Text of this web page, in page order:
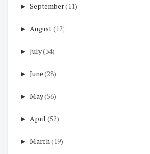
► September(11)
► August(12)
► July(34)
► June (28)
► May(56)
► April (52)
► March (19)